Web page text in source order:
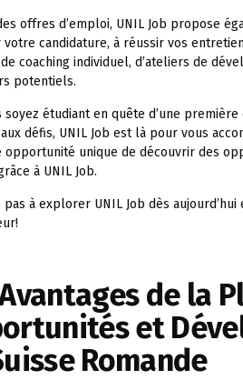
offres d’emploi, UNIL Job propose
candidature, à réussir vos
coaching individuel, d’ateliers de
potentiels.
soyez étudiant en quête d’une
défis, UNIL Job est là pour vous
opportunité unique de découvrir des
à UNIL Job.
pas à explorer UNIL Job dès
de la
et
Romande